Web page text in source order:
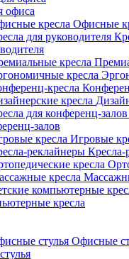
офиса
Офисные
залов
Игровые
Кресла-
кресла
Офисные